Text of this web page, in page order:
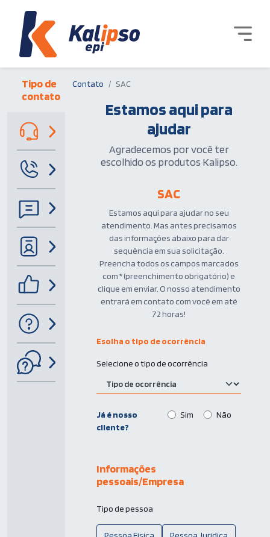
Tipo de
contato
Contato SAC
Estamos aqui para
ajudar
Agradecemos por você ter
escolhido os produtos Kalipso.
SAC
Estamos aqui para ajudar no seu
atendimento. Mas antes precisamos
das informações abaixo para dar
sequência em sua solicitação.
Preencha todos os campos marcados
com * (preenchimento obrigatório) e
clique em enviar. O nosso atendimento
entrará em contato com você em até
72 horas!
Esolha o tipo de ocorrência
Selecione o tipo de ocorrência
Já é nosso
cliente?
Sim Não
Informações
pessoais/Empresa
Tipo de pessoa